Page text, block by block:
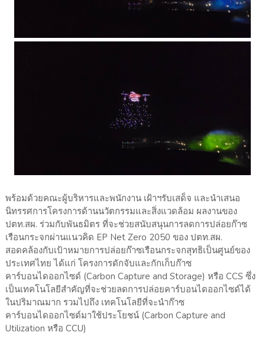
พร้อมด้วยคณะผู้บริหารและพนักงาน เฝ้าฯรับเสด็จ และนำเสนอ
นิทรรศการโครงการด้านนวัตกรรมและสิ่งแวดล้อม ผลงานของ
ปตท.สผ. ร่วมกับพันธมิตร ที่จะช่วยสนับสนุนการลดการปล่อยก๊าซ
เรือนกระจกผ่านแนวคิด EP Net Zero 2050 ของ ปตท.สผ.
สอดคล้องกับเป้าหมายการปล่อยก๊าซเรือนกระจกสุทธิเป็นศูนย์ของ
ประเทศไทย ได้แก่ โครงการดักจับและกักเก็บก๊าซ
คาร์บอนไดออกไซด์ (Carbon Capture and Storage) หรือ CCS ซึ่ง
เป็นเทคโนโลยีสำคัญที่จะช่วยลดการปล่อยคาร์บอนไดออกไซด์ได้
ในปริมาณมาก รวมไปถึง เทคโนโลยีที่จะนำก๊าซ
คาร์บอนไดออกไซด์มาใช้ประโยชน์ (Carbon Capture and
Utilization หรือ CCU)